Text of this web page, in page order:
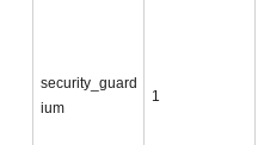
security_guard
ium
1